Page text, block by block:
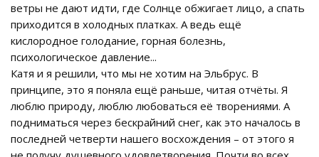
ветры не дают идти, где Солнце обжигает лицо, а спать
приходится в холодных платках. А ведь ещё
кислородное голодание, горная болезнь,
психологическое давление...
Катя и я решили, что мы не хотим на Эльбрус. В
принципе, это я поняла ещё раньше, читая отчёты. Я
люблю природу, люблю любоваться её творениями. А
подниматься через бескрайний снег, как это началось в
последней четверти нашего восхождения – от этого я